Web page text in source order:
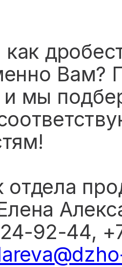
как
Вам?
мы
отдела
24-92-44,